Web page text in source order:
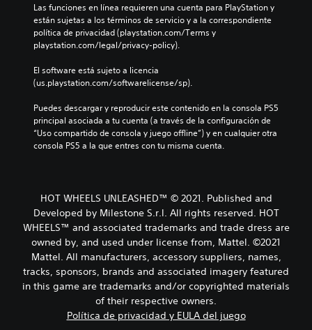
Las funciones en línea requieren una cuenta para PlayStation y
están sujetas a los términos de servicio y a la correspondiente
política de privacidad (playstation.com/Terms y
playstation.com/legal/privacy-policy).
El software está sujeto a licencia
(us.playstation.com/softwarelicense/sp).
Puedes descargar y reproducir este contenido en la consola PS5
principal asociada a tu cuenta (a través de la configuración de
“Uso compartido de consola y juego offline”) y en cualquier otra
consola PS5 a la que entres con tu misma cuenta.
HOT WHEELS UNLEASHED™ © 2021. Published and
Developed by Milestone S.r.l. All rights reserved. HOT
WHEELS™ and associated trademarks and trade dress are
owned by, and used under license from, Mattel. ©2021
Mattel. All manufacturers, accessory suppliers, names,
tracks, sponsors, brands and associated imagery featured
in this game are trademarks and/or copyrighted materials
of their respective owners.
Política de privacidad y EULA del juego